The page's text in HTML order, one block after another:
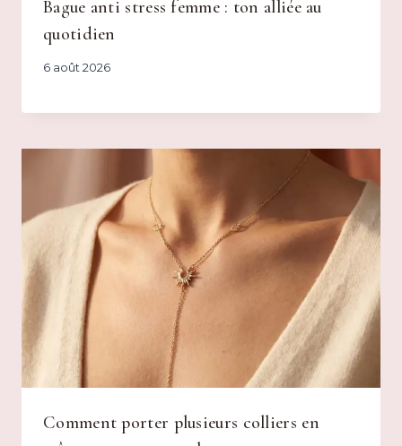
Bague anti stress femme : ton alliée au
quotidien
6 août 2026
Comment porter plusieurs colliers en